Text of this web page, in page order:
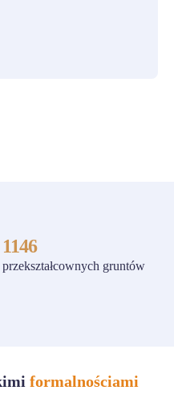
1146
przekształcownych gruntów
formalnościami